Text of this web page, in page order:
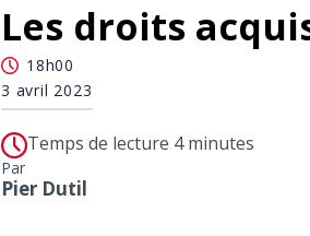
Les droits
18h00
3 avril 2023
Temps de lecture 4 minutes
Par
Pier Dutil